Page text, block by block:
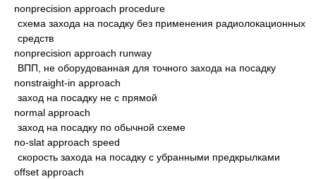
nonprecision approach procedure
схема захода на посадку без применения радиолокационных
средств
nonprecision approach runway
ВПП, не оборудованная для точного захода на посадку
nonstraight-in approach
заход на посадку не с прямой
normal approach
заход на посадку по обычной схеме
no-slat approach speed
скорость захода на посадку с убранными предкрылками
offset approach